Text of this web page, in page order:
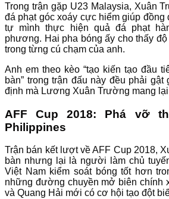
Trong trận gặp U23 Malaysia, Xuân
đá phạt góc xoáy cực hiểm giúp đồng
tự mình thực hiện quả đá phạt
phương. Hai pha bóng ấy cho thấy
trong từng cú chạm của anh.
Anh em theo kèo “tạo kiến tạo đầu
bàn” trong trận đấu này đều phải
định mà Lương Xuân Trường mang
AFF Cup 2018: Phá vỡ
Philippines
Trận bán kết lượt về AFF Cup 2018,
bàn nhưng lại là người làm chủ
Việt Nam kiểm soát bóng tốt hơn
những đường chuyền mở biên chính
và Quang Hải mới có cơ hội tạo đột